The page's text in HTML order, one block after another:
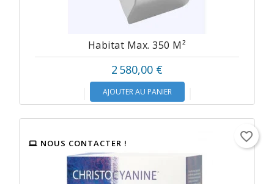
Habitat Max. 350 M²
2 580,00 €
AJOUTER AU PANIER
NOUS CONTACTER ! favorite_border